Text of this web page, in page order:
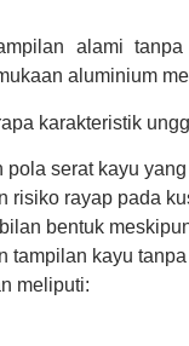
alami
aluminium
karakteristik
serat kayu
risiko rayap pada
bentuk
tampilan kayu
meliputi: